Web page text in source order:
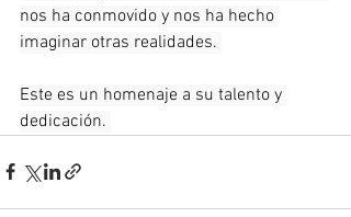
nos ha conmovido y nos ha hecho
imaginar otras realidades.
Este es un homenaje a su talento y
dedicación.